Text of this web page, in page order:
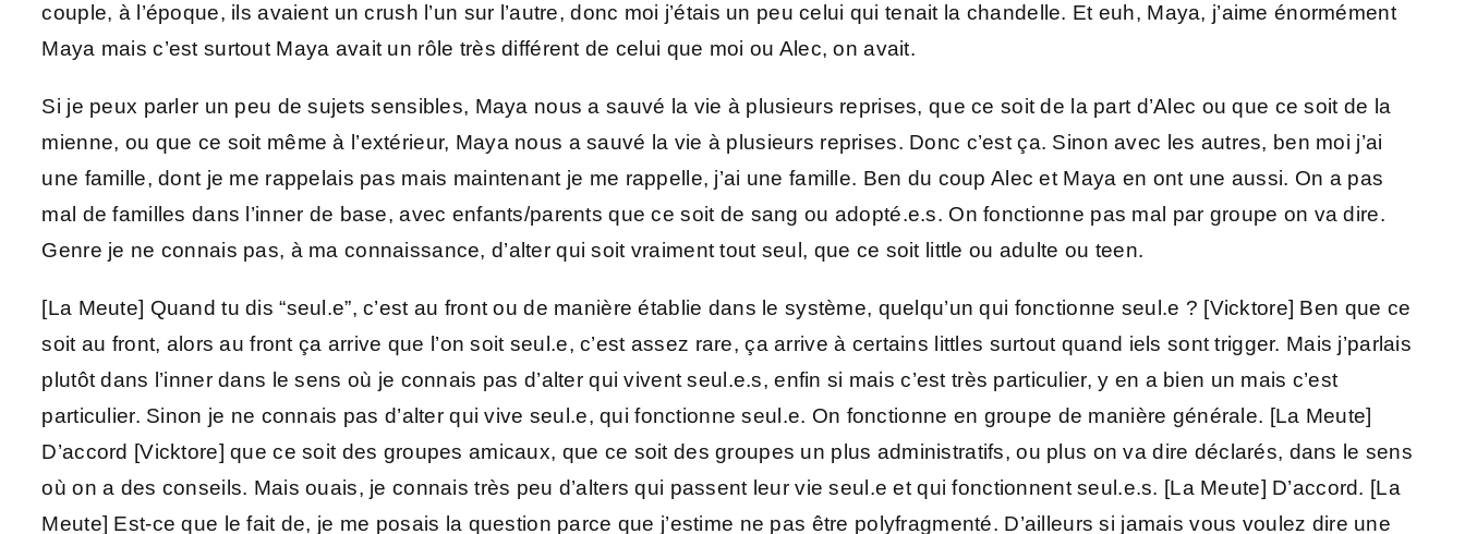
couple, à l’époque, ils avaient un crush l’un sur l’autre, donc moi j’étais un peu celui qui tenait la chandelle. Et euh, Maya, j’aime énormément
Maya mais c’est surtout Maya avait un rôle très différent de celui que moi ou Alec, on avait.
Si je peux parler un peu de sujets sensibles, Maya nous a sauvé la vie à plusieurs reprises, que ce soit de la part d’Alec ou que ce soit de la
mienne, ou que ce soit même à l’extérieur, Maya nous a sauvé la vie à plusieurs reprises. Donc c’est ça. Sinon avec les autres, ben moi j’ai
une famille, dont je me rappelais pas mais maintenant je me rappelle, j’ai une famille. Ben du coup Alec et Maya en ont une aussi. On a pas
mal de familles dans l’inner de base, avec enfants/parents que ce soit de sang ou adopté.e.s. On fonctionne pas mal par groupe on va dire.
Genre je ne connais pas, à ma connaissance, d’alter qui soit vraiment tout seul, que ce soit little ou adulte ou teen.
[La Meute] Quand tu dis “seul.e”, c’est au front ou de manière établie dans le système, quelqu’un qui fonctionne seul.e ? [Vicktore] Ben que ce soit au front, alors au front ça arrive que l’on soit seul.e, c’est assez rare, ça arrive à certains littles surtout quand iels sont trigger. Mais j’parlais plutôt dans l’inner dans le sens où je connais pas d’alter qui vivent seul.e.s, enfin si mais c’est très particulier, y en a bien un mais c’est particulier. Sinon je ne connais pas d’alter qui vive seul.e, qui fonctionne seul.e. On fonctionne en groupe de manière générale. [La Meute] D’accord [Vicktore] que ce soit des groupes amicaux, que ce soit des groupes un plus administratifs, ou plus on va dire déclarés, dans le sens où on a des conseils. Mais ouais, je connais très peu d’alters qui passent leur vie seul.e et qui fonctionnent seul.e.s. [La Meute] D’accord. [La Meute] Est-ce que le fait de, je me posais la question parce que j’estime ne pas être polyfragmenté. D’ailleurs si jamais vous voulez dire une définition de ce que c’est pour vous peut-être pour les personnes qui nous écoutent et qui ne connaissent pas, ben ça pourra leur donner des billes. Mais du coup, est-ce que vous pensez que le fait de fonctionner beaucoup par groupes c’est parce que vous êtes polyfrag ou est-ce que ça n’a rien à voir ? [Vicktore] Alors pour nous ça n’a rien à voir. Alors déjà j’vais ptêt donner une définition du coup de qu’est-ce qu’un système polyfragmenté pour nous. Alors pour nous, ce n’est pas tant le nombre, même si souvent c’est souvent un critère mais bon. Je connais des systèmes qui sont très nombreux et qui ne sont pas polyfragmentés. C’est surtout que chez nous, comment ça se caractérise, on crée très facilement des alters, on dissocie très facilement. On crée des alters en masse, très souvent quand il y a une conscientisation ou une création d’alters, on conscientise en masse. La dernière conscientisation, on a conscientisé une quinzaine d’alters. On sait très bien que si on développe un nouveau intérêt spé ou une nouvelle hyperfixation, et qu’on dissocie dessus, on va avoir des introjects. Le dernier exemple en date, c’est Hazbin Hotel, on a énormément d’introjects d’Hazbin Hotel. Pour nous c’est la création massive et la dissociation qui est quasiment constante. [La Meute] Du coup, ça c’est ces deux trucs qui font vraiment partie de la définition d’être genre polyfrag pour vous, c’est pas juste le fait, enfin c’est pas juste, c’est pas le fait d’être beaucoup ? [Vicktore] Non, pour nous, c’est vraiment ces deux points-là. Et du coup, pour répondre à ta question, le fait qu’on soit polyfragmentés et que ben du coup on sait que va y avoir des nouveaux assez régulièrement, fait que effectivement, y a eu besoin qu’on ait une communication assez claire, on n’a pas vraiment eu le choix. Mais même avant qu’on sache être polyfragmentés, et même avant que y ait des sorties de dormance, qu’il y ait pas mal de choses, on relationnait déjà puisque Maya, Alec et moi, on formait un noyau assez fusionnel. Je ne suis pas aussi proche de Maya qu’Alec l’est, mais Maya et moi on a fonctionné pendant très longtemps, bon maintenant c’est un peu plus compliqué, mais à deux. C’est à dire que moi j’étais au front, lui en cofront et on fonctionnait comme ça. Maintenant c’est un peu moins nécessaire, et puis il a sa vie, c’est un peu moins le cas. Mais voilà. [La Meute] D’accord. Et est-ce que quelqu’un veut genre faire un petit topo par rapport au groupe dont iel fait partie ou partir sur carrément même sur un autre sujet ? [Ethée] Ben moi je vais ptêt répondre à la question. [Les Saphis] Oui moi aussi je voulais répondre à la question que tu avais lancée. [Ethée] J’suis un peu embêtée parce que c’est une nouvelle question, du coup ça me prend un peu au dépourvu donc j’essayais en même temps d’écouter et de réfléchir. Donc la question c’est comment on a commencé à relationner, c’est ça, j’ai bien compris ? [La Meute] Ben disons que, alors pour faire un ptit topo, c’était pas la même personne au front chez nous la dernière fois et donc c’est possible que y ait une sortie de route. [Ethée] Non non, c’est pas grave, c’est juste pour vérifier qu’j’ai bien compris la question, pas que j’réponde à côté. [La Meute] Ben je sais pas si y avait vraiment une question quand j’ai commencé à parler mais disons que c’était un espèce d’état des choses, nous on a commencé, genre j’me suis posée la question de manière un peu chronologique pour essayer de déterminer comment ça se passait. Si y avait une question, vraiment, ce serait genre, j’sais pas, j’imagine. Est-ce que vous avez dessiné des axes ? Est-ce qu’y a des fonctionnements qui se dessinent, qui reviennent assez souvent ? Est-ce qu’y a des choses comme ça ? Pas forcément des types de relations mais. [Ethée] Euh les questions qu’on avait abordées la dernière fois, on va les aborder ou pas du tout ? [La Meute] Bien sûr, on peut. [Ethée] Ouais non non, c’est juste pour savoir. Ça m’est égal, c’est juste pour euh savoir. OK, donc comment est-ce qu’on a commencé à relationner ? Donc si y faut faire un truc historique, pour nous c’est hyper compliqué parce qu’on se situe pas dans le temps. Euh, donc là ce qui me vient en vrac c’est que je sais qu’au début qu’on a pris conscience, c’était très euh, c’était une atmosphère de guerre très violente, euh y faisait noir, il y avait beaucoup de fumée, beaucoup de bruit, beaucoup d’insultes, ça j’me souviens. Euh ça s’est fait pendant la thérapie donc très rapidement en fait c’est le thérapeute qui servait d’intermédiaire mais j’ai pas de souvenirs parce que euh toutes nos mémoires sont vraiment complètement coupées les unes des autres. On partage pas grand’chose donc j’ai très peu de souvenirs si ce n’est les miens de ce moment-là, de cette époque-là. Donc c’est le thérapeuthe qui faisait les allers-retours entre tous les gens qui voulaient bien venir lui parler. Et puis euh, y a quelqu’un chez nous qui a pris l’initiative d’aller voir les autres, euh bon ça s’est mal terminé, mais voilà au moins c’était une initiative. Et là maintenant, aujourd’hui, on essaye en fait de parler entre nous, d’aller se voir directement les uns les autres, euh pour discuter entre nous plutôt que de rester dans son coin, à se perdre en conjectures, à lancer pleins d’hypothèses. Voilà, on essaie d’aller vérifier nos hypothèses auprès de ceux qui sont concernés, ce qui est pas du tout un réflexe chez nous donc c’est vraiment très coûteux en énergie, très fatigant, très épuisant. Voilà, aujourd’hui, ça donne un petit peu l’évolution de comment on a commencé à relationner et comment c’est un peu aujourd’hui. [La Meute] Ok, donc c’est un vrai travail ? [Ethée] Un travail de fou, tous les jours, et très compliqué, et tout sauf automatique pour nous. [Les Saphis] Du coup pour ma part, pour répondre à ta question. Alors au départ, commencer à relationner, quand j’ai fait la première prise de conscience. J’ai conscientisé Jérémy, Kimy ensemble. Un garçon une fille. Et ça m’a pas plu de les conscientiser, pas du tout. Donc je les ai simplement écartés, totalement pour qu’ils ne gênent pas. Et une fois que j’ai compris qu’ils pouvaient m’aider à aller mieux plutôt dans le, en société, là j’ai commencé du coup à relationner un peu en mode : okay, on prend, on discute et on voit qui peut faire quoi pour que ça aille mieux. Et une fois qu’on fut beaucoup et donc beaucoup de littles, c’est pareil là j’ai dit avoir beaucoup d’enfants au front c’est compliqué. Donc on va faire en sorte que les enfants ne viennent pas au front. On va faire papa maman des familles et chaque little aura sa famille de référence. Donc j’ai construit des familles, on a construit des familles, d’abord adoptives pour les littles qui arrivaient en adoption et après ce fut, chacun a fait sa propre famille en fonction de, bah de ses affinités avec les uns ou les autres. Au départ pas de relation voulue, et au final c’est aidant de relationner donc on s’y met. [La Meute] Okay, donc on est là aussi sur un truc où à un moment y’a eu nécessité de le faire. [Les Saphis] C’est ça. [La Meute] Est-ce que euh, bon du coup, je n’ai pas le souvenir de potentiellement la direction que ça avait pris la dernière fois donc je n’ai pas un ordre de question à poser. Donc si quelqu’un a des idées pour la suite, je prends. [Ethée] Ben euh, [La Meute] Je vois plein de directions potentielles actuellement. [Ethée] on s’était posé la question, quels genres de relations existent-ils en fonction de la présence des gens ? [La Meute] Okay. Ben écoutez je vais parler pour mon cas parce que ça me paraît plus difficile de parler pour les autres voire impossible. Mais pour le coup, moi je suis en couple avec quelqu’un d’autre du système, Jarod, qui est quelqu’un qui front assez peu et moi pas mal en comparaison. Donc j’ai eu à un moment une espèce de séparation, pas voulue mais avec laquelle je dois composer entre la vie en interne, qui est une vie domestique dans laquelle j’entretiens une relation romantique avec quelqu’un mais qui n’est pas quelqu’un d’extérieur au corps, et où, à contrario, où mes autres relations, les relations comment dire, j’ai des relations avec des gens, d’autres personnes dans le système et y’a une personne avec laquelle je suis vraiment proche, et à contrario d’avoir, de devoir du coup entretenir des relations plus amicales et euh comment dire, de proximité immédiate, par exemple la personne qui habite avec nous, ce genre de chose. Les gens, les proches qui viennent régulièrement, les amis de l’hôte en fait la plupart du temps. Et du coup c’est vrai c’est assez disparate et des fois c’est dur de s’y retrouver dans le sens où j’aimerais pouvoir entretenir ces relations à l’extérieur mais où je sais que c’est pas possible parce que ben c’est un autre alter tout simplement. Et donc c’est vrai que ça, ça doit être genre un problème que j’ai, là où d’autres personnes n’vont pas voir le truc, ça se fait toujours de manière décousue, c